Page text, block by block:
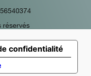
réservés
confidentialité